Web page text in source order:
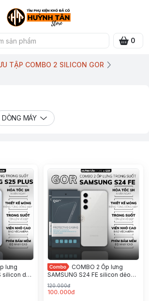
0
TẬP COMBO 2 SILICON GOR
DÒNG MÁY
lưng
silicon dẻo
sau
COMBO 2 Ốp lưng
SAMSUNG S24 FE silicon dẻo
trong suốt bảo vệ camera sau
hãng GOR
120.000đ
100.000đ